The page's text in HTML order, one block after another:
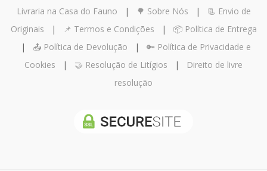
Livraria na Casa do Fauno | 🌳 Sobre Nós | 📃 Envio de
Originais | 📌 Termos e Condições | 📦 Política de Entrega
| 📤 Política de Devolução | 🔑 Política de Privacidade e
Cookies | 🤝 Resolução de Litígios |
Direito de livre
resolução